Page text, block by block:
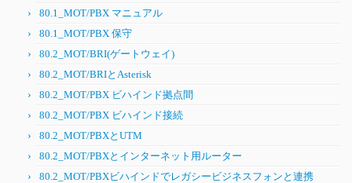
80.1_MOT/PBX マニュアル
80.1_MOT/PBX 保守
80.2_MOT/BRI(ゲートウェイ)
80.2_MOT/BRIとAsterisk
80.2_MOT/PBX ビハインド拠点間
80.2_MOT/PBX ビハインド接続
80.2_MOT/PBXとUTM
80.2_MOT/PBXとインターネット用ルーター
80.2_MOT/PBXビハインドでレガシービジネスフォンと連携